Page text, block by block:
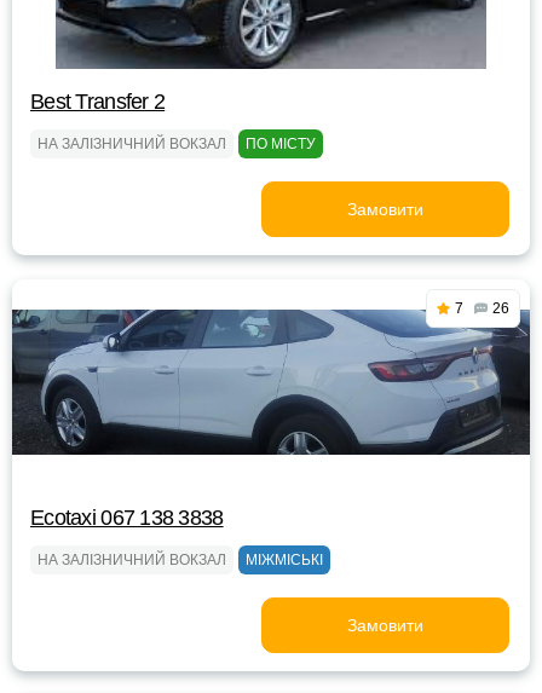
Best Transfer 2
НА ЗАЛІЗНИЧНИЙ ВОКЗАЛ ПО МІСТУ
Замовити
7 26
Ecotaxi 067 138 3838
НА ЗАЛІЗНИЧНИЙ ВОКЗАЛ МІЖМІСЬКІ
Замовити